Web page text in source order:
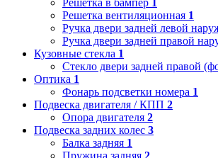
Решетка вентиляционная 1
Ручка двери задней левой
Ручка двери задней правой
Кузовные стекла 1
Стекло двери задней правой
Оптика 1
Фонарь подсветки номера 1
Подвеска двигателя / КПП 2
Опора двигателя 2
Подвеска задних колес 3
Балка задняя 1
Пружина задняя 2